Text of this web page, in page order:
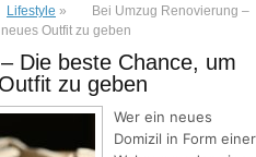
Lifestyle »
Bei Umzug Renovierung –
Outfit zu geben
Die beste Chance, um
zu geben
Wer ein neues
Domizil in Form einer